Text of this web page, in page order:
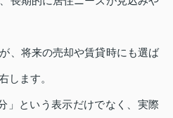
、将来の売却や賃貸時にも選ば
します。
」という表示だけでなく、実際